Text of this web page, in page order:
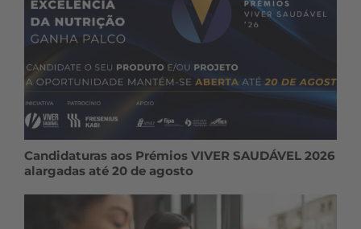
Candidaturas aos Prémios VIVER SAUDÁVEL 2026
alargadas até 20 de agosto